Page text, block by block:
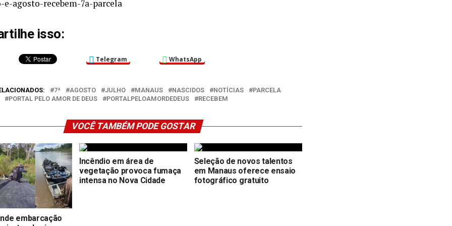
agosto-recebem-7a-parcela
isso:
Telegram WhatsApp
7ª AGOSTO JULHO MANAUS NASCIDOS NOTÍCIAS
PARCELA
PORTAL PELO AMOR DE DEUS
PORTALPELOAMORDEDEUS RECEBEM
VOCÊ TAMBÉM PODE GOSTAR
embarcação
Incêndio em área de
vegetação provoca fumaça
intensa no Nova Cidade
Seleção de novos talentos
em Manaus oferece ensaio
fotográfico gratuito